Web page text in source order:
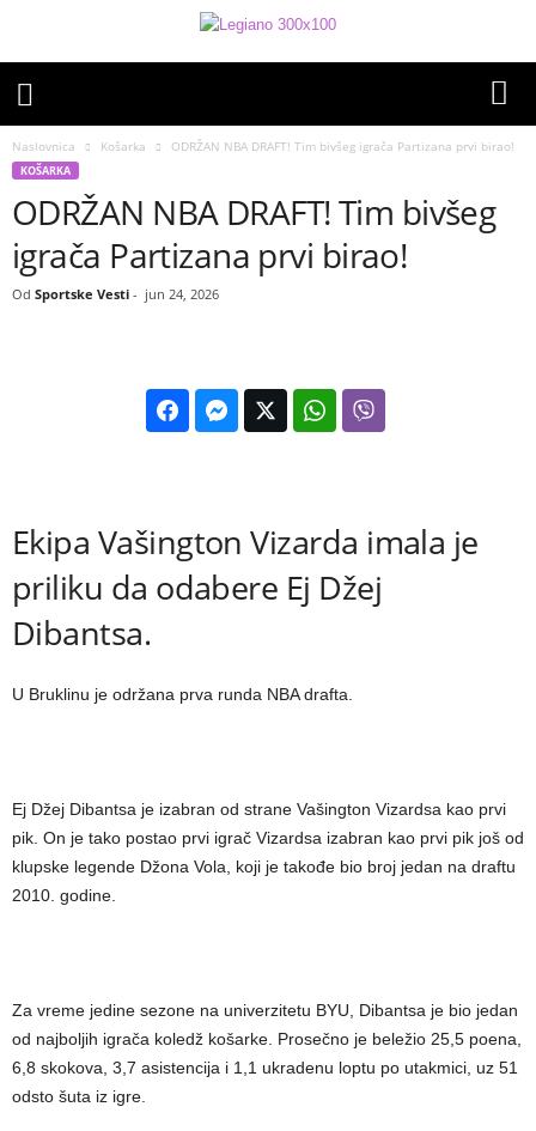
Naslovnica Košarka ODRŽAN NBA DRAFT! Tim bivšeg igrača Partizana prvi birao!
KOŠARKA
ODRŽAN NBA DRAFT! Tim bivšeg
igrača Partizana prvi birao!
Od Sportske Vesti - jun 24, 2026
Ekipa Vašington Vizarda imala je
priliku da odabere Ej Džej
Dibantsa.
U Bruklinu je održana prva runda NBA drafta.
Ej Džej Dibantsa je izabran od strane Vašington Vizardsa kao prvi
pik. On je tako postao prvi igrač Vizardsa izabran kao prvi pik još od
klupske legende Džona Vola, koji je takođe bio broj jedan na draftu
2010. godine.
Za vreme jedine sezone na univerzitetu BYU, Dibantsa je bio jedan
od najboljih igrača koledž košarke. Prosečno je beležio 25,5 poena,
6,8 skokova, 3,7 asistencija i 1,1 ukradenu loptu po utakmici, uz 51
odsto šuta iz igre.